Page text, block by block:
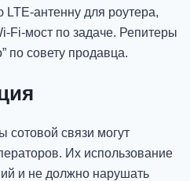
антенну для роутера,
Fi-мост по задаче. Репитеры
по совету продавца.
сотовой связи могут
Их использование
и не должно нарушать